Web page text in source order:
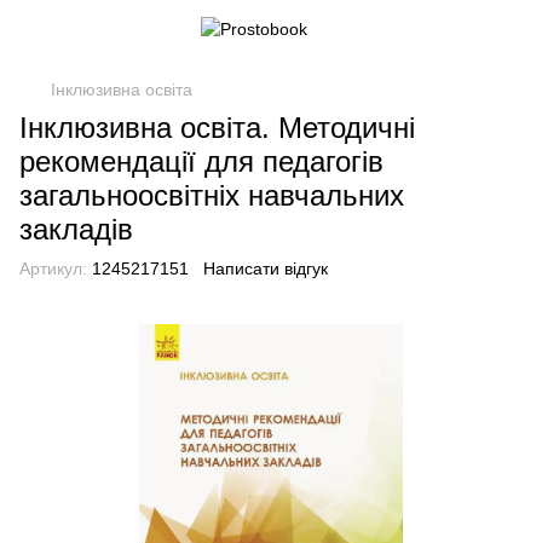
Інклюзивна освіта
Інклюзивна освіта. Методичні
рекомендації для педагогів
загальноосвітніх навчальних
закладів
Артикул: 1245217151 Написати відгук